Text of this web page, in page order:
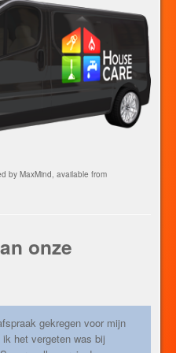
60 80 70. U gaat heel
by MaxMind, available from
onze
gekregen voor mijn
het vergeten was bij